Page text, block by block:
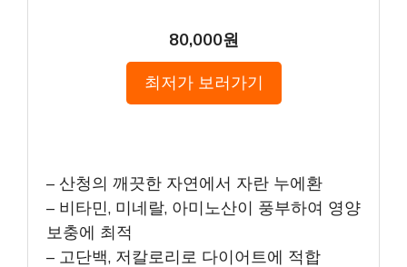
80,000원
최저가 보러가기
– 산청의 깨끗한 자연에서 자란 누에환
– 비타민, 미네랄, 아미노산이 풍부하여 영양
보충에 최적
– 고단백, 저칼로리로 다이어트에 적합